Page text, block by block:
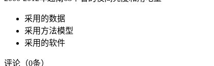
采用的数据
采用方法模型
采用的软件
评论（0条）